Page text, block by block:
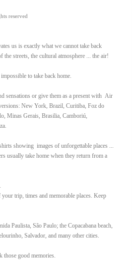
reserved
us is exactly what we cannot take back
the streets, the cultural atmosphere ... the air!
to take back home.
sensations or give them as a present with Air
New York, Brazil, Curitiba, Foz do
Minas Gerais, Brasilia, Camboriú,
showing images of unforgettable places ...
usually take home when they return from a
trip, times and memorable places. Keep
Paulista, São Paulo; the Copacabana beach,
Salvador, and many other cities.
those good memories.